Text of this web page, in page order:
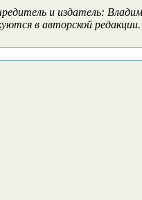
и издатель:
в авторской